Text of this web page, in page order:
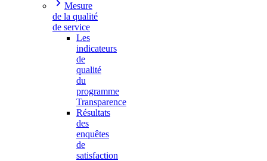
Mesure
de la qualité
de service
Les
indicateurs
de
qualité
du
programme
Transparence
Résultats
des
enquêtes
de
satisfaction